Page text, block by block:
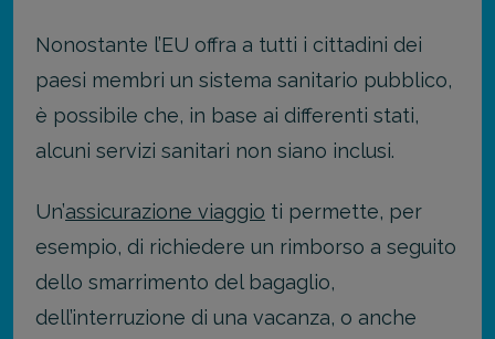
Nonostante l’EU offra a tutti i cittadini dei
paesi membri un sistema sanitario pubblico,
è possibile che, in base ai differenti stati,
alcuni servizi sanitari non siano inclusi.
Un’assicurazione viaggio ti permette, per
esempio, di richiedere un rimborso a seguito
dello smarrimento del bagaglio,
dell’interruzione di una vacanza, o anche